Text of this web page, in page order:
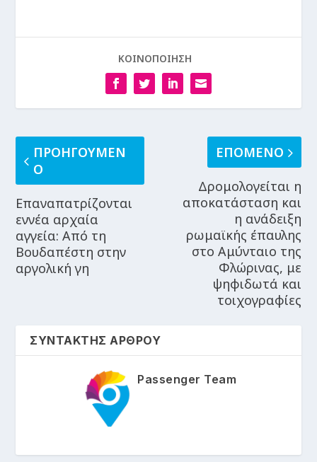
ΚΟΙΝΟΠΟΙΗΣΗ
ΠΡΟΗΓΟΥΜΕΝ
Ο
Επαναπατρίζονται
εννέα αρχαία
αγγεία: Από τη
Βουδαπέστη στην
αργολική γη
ΕΠΟΜΕΝΟ
Δρομολογείται η
αποκατάσταση και
η ανάδειξη
ρωμαϊκής έπαυλης
στο Αμύνταιο της
Φλώρινας, με
ψηφιδωτά και
τοιχογραφίες
ΣΥΝΤΑΚΤΗΣ ΑΡΘΡΟΥ
Passenger Team